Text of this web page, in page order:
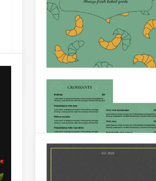
Menu Elegante de
Restaurante Francês
Cinza